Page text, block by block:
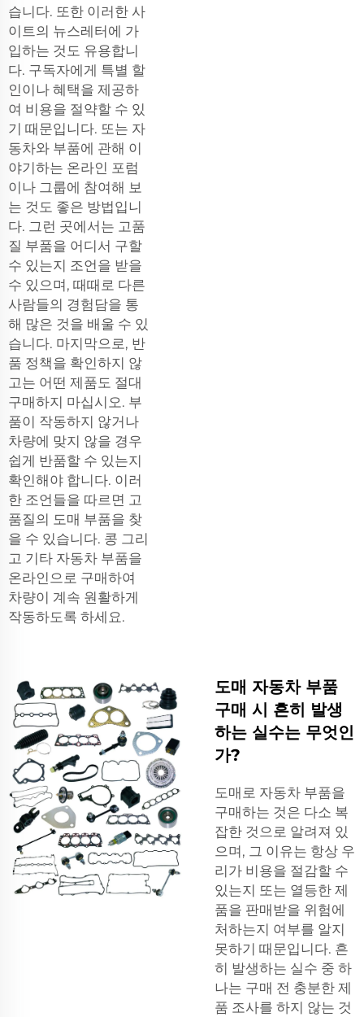
습니다. 또한 이러한 사
이트의 뉴스레터에 가
입하는 것도 유용합니
다. 구독자에게 특별 할
인이나 혜택을 제공하
여 비용을 절약할 수 있
기 때문입니다. 또는 자
동차와 부품에 관해 이
야기하는 온라인 포럼
이나 그룹에 참여해 보
는 것도 좋은 방법입니
다. 그런 곳에서는 고품
질 부품을 어디서 구할
수 있는지 조언을 받을
수 있으며, 때때로 다른
사람들의 경험담을 통
해 많은 것을 배울 수 있
습니다. 마지막으로, 반
품 정책을 확인하지 않
고는 어떤 제품도 절대
구매하지 마십시오. 부
품이 작동하지 않거나
차량에 맞지 않을 경우
쉽게 반품할 수 있는지
확인해야 합니다. 이러
한 조언들을 따르면 고
품질의 도매 부품을 찾
을 수 있습니다. 콩 그리
고 기타 자동차 부품을
온라인으로 구매하여
차량이 계속 원활하게
작동하도록 하세요.
도매 자동차 부품
구매 시 흔히 발생
하는 실수는 무엇인
가?
도매로 자동차 부품을
구매하는 것은 다소 복
잡한 것으로 알려져 있
으며, 그 이유는 항상 우
리가 비용을 절감할 수
있는지 또는 열등한 제
품을 판매받을 위험에
처하는지 여부를 알지
못하기 때문입니다. 흔
히 발생하는 실수 중 하
나는 구매 전 충분한 제
품 조사를 하지 않는 것